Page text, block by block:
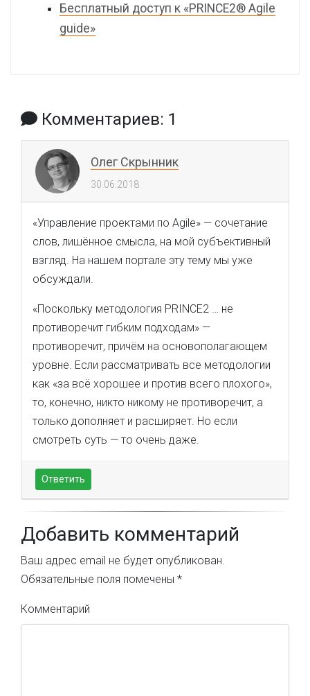
Бесплатный доступ к «PRINCE2® Agile
guide»
Комментариев: 1
Олег Скрынник
30.06.2018
«Управление проектами по Agile» — сочетание
слов, лишённое смысла, на мой субъективный
взгляд. На нашем портале эту тему мы уже
обсуждали.
«Поскольку методология PRINCE2 … не
противоречит гибким подходам» —
противоречит, причём на основополагающем
уровне. Если рассматривать все методологии
как «за всё хорошее и против всего плохого»,
то, конечно, никто никому не противоречит, а
только дополняет и расширяет. Но если
смотреть суть — то очень даже.
Ответить
Добавить комментарий
Ваш адрес email не будет опубликован.
Обязательные поля помечены *
Комментарий